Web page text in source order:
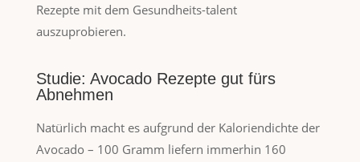
Rezepte mit dem Gesundheits-talent
auszuprobieren.
Studie: Avocado Rezepte gut fürs
Abnehmen
Natürlich macht es aufgrund der Kaloriendichte der
Avocado – 100 Gramm liefern immerhin 160